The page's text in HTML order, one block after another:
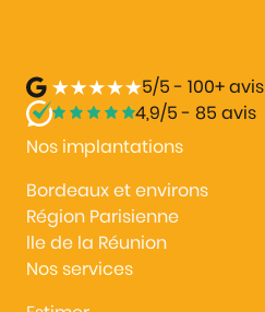
5/5 - 100+ avis
4,9/5 - 85 avis
Nos implantations
Bordeaux et environs
Région Parisienne
lle de la Réunion
Nos services